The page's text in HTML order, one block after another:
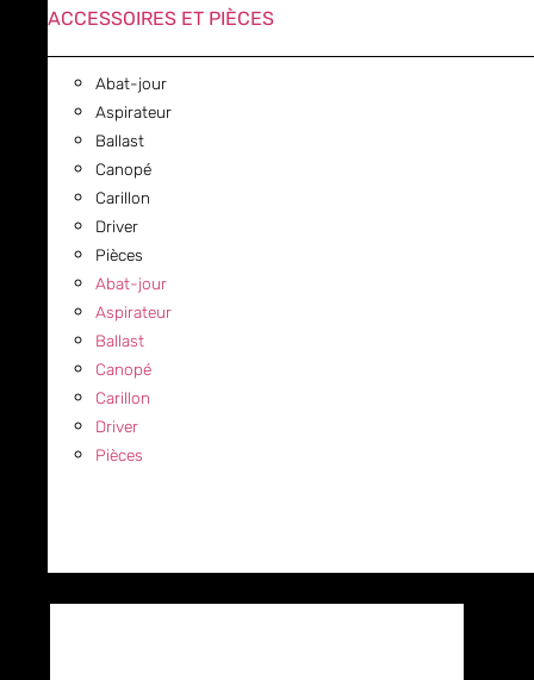
ACCESSOIRES ET PIÈCES
Abat-jour
Aspirateur
Ballast
Canopé
Carillon
Driver
Pièces
Abat-jour
Aspirateur
Ballast
Canopé
Carillon
Driver
Pièces